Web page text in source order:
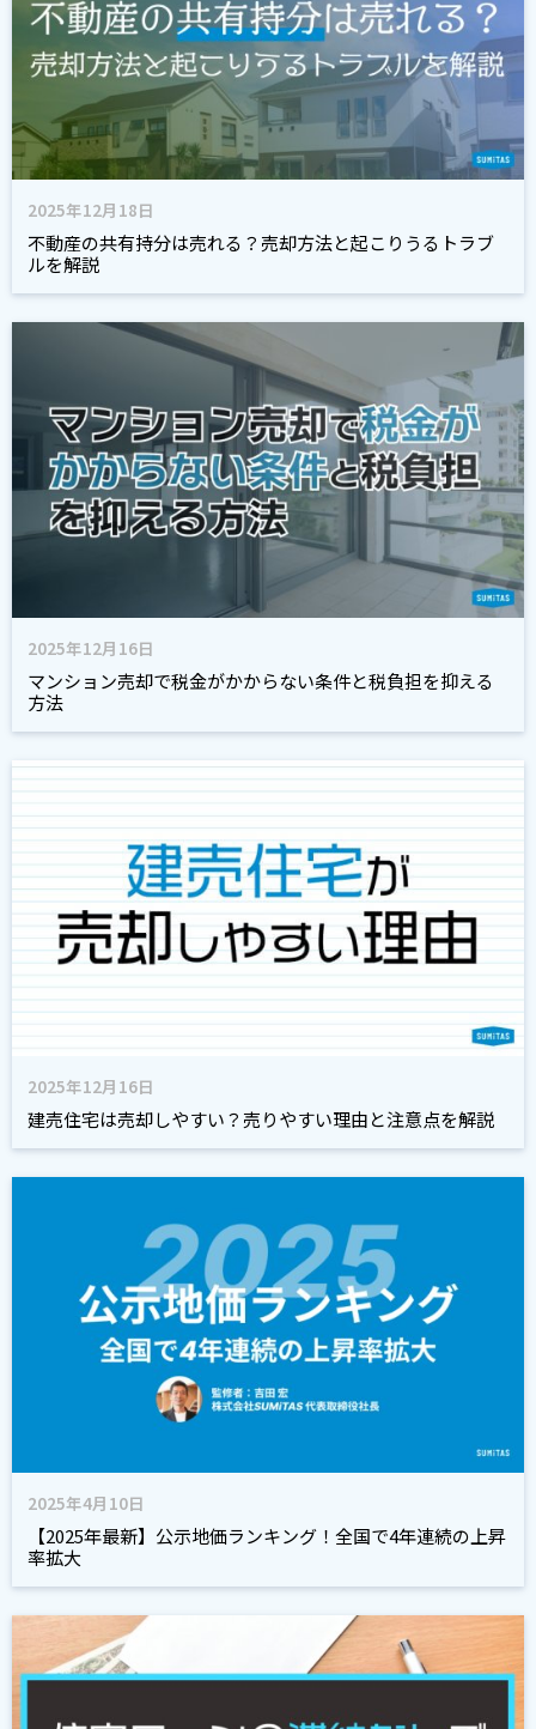
2025年12月18日
不動産の共有持分は売れる？売却方法と起こりうるトラブ
ルを解説
2025年12月16日
マンション売却で税金がかからない条件と税負担を抑える
方法
2025年12月16日
建売住宅は売却しやすい？売りやすい理由と注意点を解説
2025年4月10日
【2025年最新】公示地価ランキング！全国で4年連続の上昇
率拡大